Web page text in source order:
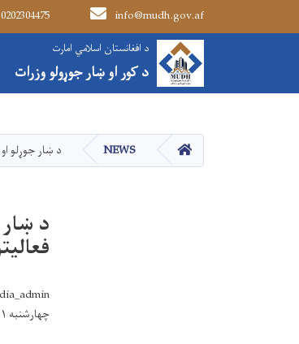
د افغانستان اسلامي امارت
د کور او ښار جوړولو وزرات
info@mudh.gov.af
0202304475
Main navigation
د افغانستان اسلامي امارت
د کور او ښار جوړولو وزرات
کور NEWS د ښار جوړلو
د
چهارشنبه ۱۴۰۱/۱/۳۱ - ۱۲:۲۲